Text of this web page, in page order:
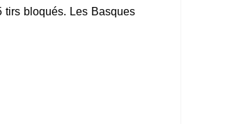
tirs bloqués. Les Basques